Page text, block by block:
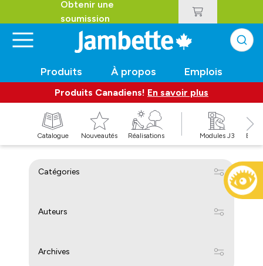
Obtenir une
soumission
Produits À propos Emplois
Produits Canadiens! En savoir plus
Catalogue Nouveautés Réalisations Modules J3
Catégories
Auteurs
Archives